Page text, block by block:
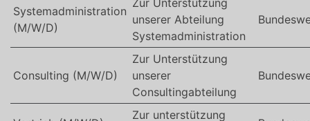
Systemadministration
(M/W/D)
Zur Unterstützung
unserer Abteilung
Systemadministration
Consulting (M/W/D)
Zur Unterstützung
unserer
Consultingabteilung
Zur unterstützung